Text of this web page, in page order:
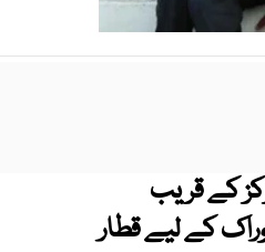
کے قریب
خوراک کے لیے قطار